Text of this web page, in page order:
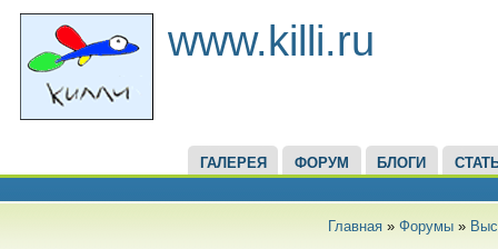
www.killi.ru
ГАЛЕРЕЯ ФОРУМ БЛОГИ
Главная» Форумы»